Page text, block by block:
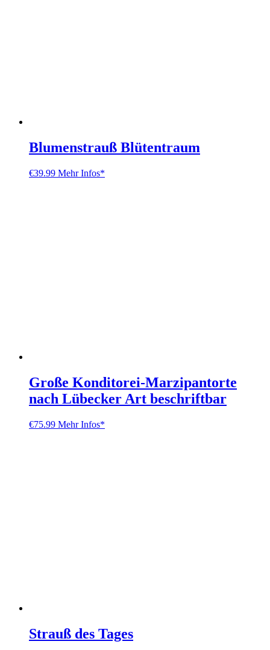
Blumenstrauß Blütentraum
€39.99 Mehr Infos*
Große Konditorei-Marzipantorte
nach Lübecker Art beschriftbar
€75.99 Mehr Infos*
Strauß des Tages